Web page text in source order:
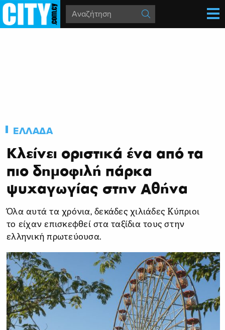
ΕΛΛΑΔΑ
Κλείνει οριστικά ένα από τα
πιο δημοφιλή πάρκα
ψυχαγωγίας στην Αθήνα
Όλα αυτά τα χρόνια, δεκάδες χιλιάδες Κύπριοι
το είχαν επισκεφθεί στα ταξίδια τους στην
ελληνική πρωτεύουσα.